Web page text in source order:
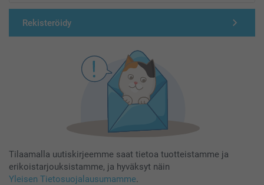
Rekisteröidy
Tilaamalla uutiskirjeemme saat tietoa tuotteistamme ja
erikoistarjouksistamme, ja hyväksyt näin
Yleisen Tietosuojalausumamme.